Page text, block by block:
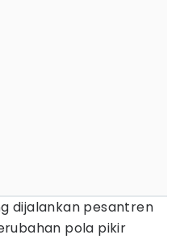
dijalankan pesantren
pola pikir